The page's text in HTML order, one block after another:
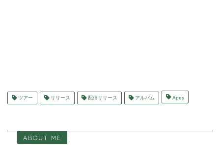
ツアー リリース 配信リリース アルバム Apes
ABOUT ME